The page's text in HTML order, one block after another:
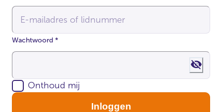
Wachtwoord *
Onthoud mij
Inloggen